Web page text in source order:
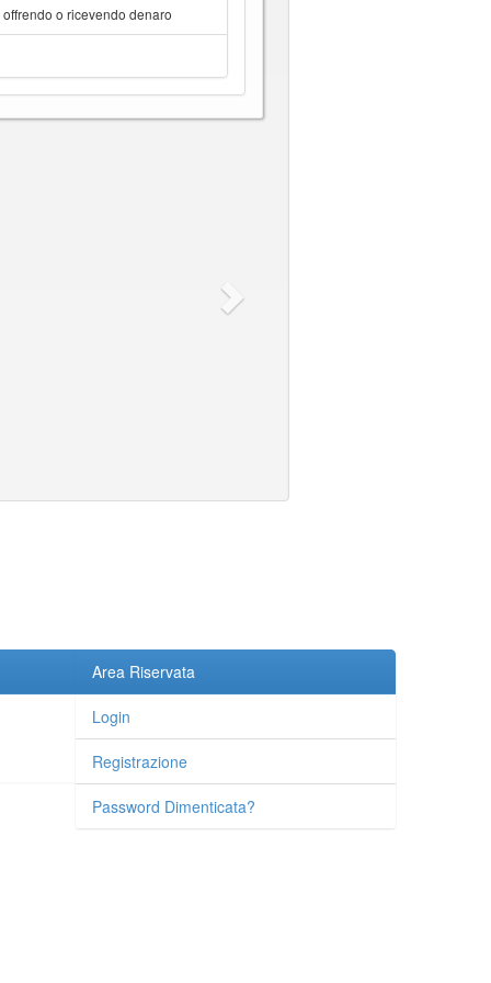
o ricevendo denaro
Area Riservata
Login
Registrazione
Password Dimenticata?